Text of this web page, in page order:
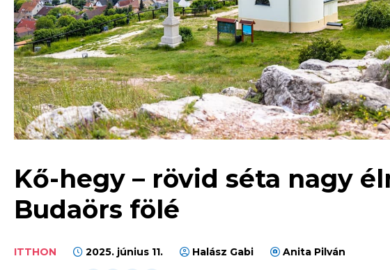
Kő-hegy – rövid séta nagy
Budaörs fölé
ITTHON 2025. június 11. Halász Gabi
Anita Pilván